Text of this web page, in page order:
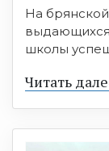
На
выдающихся
школы
Читать